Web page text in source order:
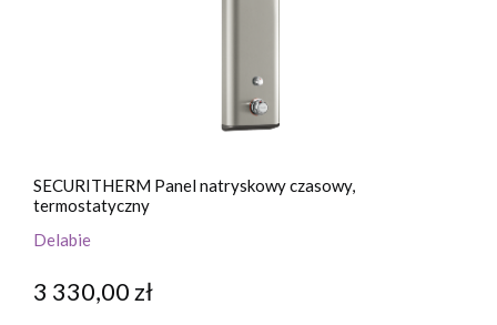
SECURITHERM Panel natryskowy czasowy,
termostatyczny
Delabie
3 330,00 zł